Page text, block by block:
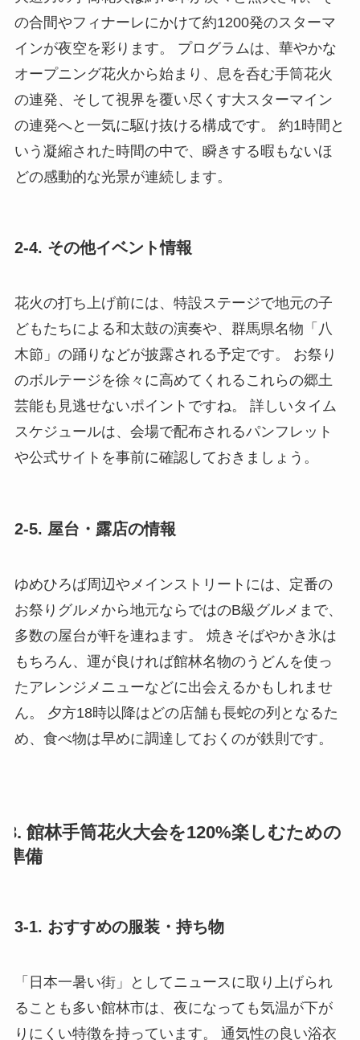
の合間やフィナーレにかけて約1200発のスターマ
インが夜空を彩ります。 プログラムは、華やかな
オープニング花火から始まり、息を呑む手筒花火
の連発、そして視界を覆い尽くす大スターマイン
の連発へと一気に駆け抜ける構成です。 約1時間と
いう凝縮された時間の中で、瞬きする暇もないほ
どの感動的な光景が連続します。
2-4. その他イベント情報
花火の打ち上げ前には、特設ステージで地元の子
どもたちによる和太鼓の演奏や、群馬県名物「八
木節」の踊りなどが披露される予定です。 お祭り
のボルテージを徐々に高めてくれるこれらの郷土
芸能も見逃せないポイントですね。 詳しいタイム
スケジュールは、会場で配布されるパンフレット
や公式サイトを事前に確認しておきましょう。
2-5. 屋台・露店の情報
ゆめひろば周辺やメインストリートには、定番の
お祭りグルメから地元ならではのB級グルメまで、
多数の屋台が軒を連ねます。 焼きそばやかき氷は
もちろん、運が良ければ館林名物のうどんを使っ
たアレンジメニューなどに出会えるかもしれませ
ん。 夕方18時以降はどの店舗も長蛇の列となるた
め、食べ物は早めに調達しておくのが鉄則です。
3. 館林手筒花火大会を120%楽しむための
準備
3-1. おすすめの服装・持ち物
「日本一暑い街」としてニュースに取り上げられ
ることも多い館林市は、夜になっても気温が下が
りにくい特徴を持っています。 通気性の良い浴衣